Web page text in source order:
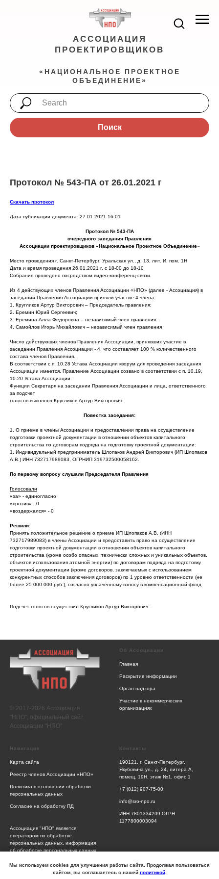
АССОЦИАЦИЯ
ПРОЕКТИРОВЩИКОВ
«НАЦИОНАЛЬНОЕ ПРОЕКТНОЕ
ОБЪЕДИНЕНИЕ»
Поиск
Протокол № 543-ПА от 26.01.2021 г
Скачать протокол
Дата публикации документа: 27.01.2021 16:01
Протокол № 543-ПА
очередного заседания Правления
Ассоциации проектировщиков «Национальное Проектное Объединение»
Место проведения г. Санкт-Петербург, Уральская ул., д. 13, лит. И, пом. 1Н
Дата и время проведения 26.01.2021 г. с 18-00 до 18-10
Собрание проведено посредством видео-конференц-связи.
Из 4 действующих членов Правления Ассоциации «НПО» (далее - Ассоциация) в
заседании Правления Ассоциации приняли участие 4 члена:
1. Кругликов Артур Викторович – Председатель правления;
2. Еремин Юрий Сергеевич;
3. Еремина Алла Федоровна – независимый член правления.
4. Самойлов Игорь Михайлович – независимый член правления
Число действующих членов Правления Ассоциации, принявших участие в
заседании Правления Ассоциации - 4, что составляет 100 % количественного
состава членов Правления.
В соответствии с п. 10.28 Устава Ассоциации кворум для проведения заседания
Ассоциации имеется. Правление Ассоциации созвано в соответствии с п. 10.19,
10.20 Устава Ассоциации.
Функции Секретаря на заседании Правления Ассоциации и лица, ответственного
за подсчет
голосов выполнял Кругликов Артур Викторович.
Повестка заседания:
1. О приеме в члены Ассоциации и предоставлении права на осуществление
подготовки проектной документации в отношении объектов капитального
строительства по договорам подряда на подготовку проектной документации:
1. Индивидуальный предприниматель Шлопаков Андрей Викторович (ИП Шлопаков
А.В.) ИНН 732717989083, ОГРНИП 319732500058162.
По первому вопросу слушали Председателя Правления
Голосовали
«за» - единогласно
«против» - 0
«воздержался» - 0
Решили:
Принять положительное решение о приеме ИП Шлопаков А.В. (ИНН
732717989083) в члены Ассоциации и предоставить право на осуществление
подготовки проектной документации в отношении объектов капитального
строительства (кроме особо опасных, технически сложных и уникальных объектов,
объектов использования атомной энергии) по договорам подряда на подготовку
проектной документации (кроме договоров, заключаемых с использованием
конкурентных способов заключения договоров) по 1 уровню ответственности (не
более 25 000 000 руб.), согласно уплаченному взносу в компенсационный фонд.
Подсчет голосов осуществил Кругликов Артур Викторович.
Мы используем cookies для улучшения работы сайта. Продолжая пользоваться
сайтом, вы соглашаетесь с нашей политикой.
© 2017-2026 Ассоциация
"НПО", официальный сайт
Ассоциации "НПО"
Об Ассоциации
Главная
Раскрытие информации
Орган надзора
Участие в некоммерческих
организациях
Навигация
Карта сайта
Реестр членов Ассоциации «НПО»
Политика в отношении обработки
персональных данных
Согласие на обработку ПД
Ассоциация "НПО" является
оператором по обработке
персональных данных, информация
об обработке персональных данных
требованиях к защите персональных
данных отражены в Политике
Контакты
190121, г. Санкт-Петербург,
Якубовича ул., д. 24, литера А,
помещ. 19Н, этаж №1, офис 1
+7 (812) 907-75-00
info@sro-npo.ru
ИНН 7801334209 ОГРН
1177800003094